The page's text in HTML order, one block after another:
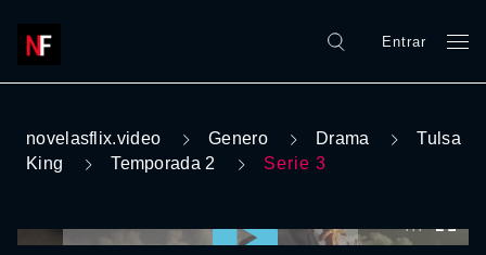
Entrar
novelasflix.video Genero Drama
Tulsa
King
Temporada 2 Serie 3